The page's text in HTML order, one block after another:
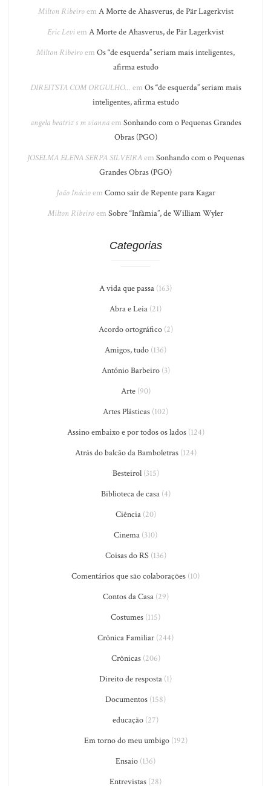
Milton Ribeiroem A Morte de Ahasverus, de Pär Lagerkvist
Eric Leviem A Morte de Ahasverus, de Pär Lagerkvist
Milton Ribeiroem Os “de esquerda” seriam mais inteligentes,
afirma estudo
DIREITSTA COM ORGULHO... em Os “de esquerda” seriam mais
inteligentes, afirma estudo
angela beatriz s m viannaem Sonhando com o Pequenas Grandes
Obras (PGO)
JOSELMA ELENA SERPA SILVEIRAem Sonhando com o Pequenas
Grandes Obras (PGO)
João Inácioem Como sair de Repente para Kagar
Milton Ribeiroem Sobre “Infâmia”, de William Wyler
Categorias
A vida que passa (163)
Abra e Leia (21)
Acordo ortográfico(2)
Amigos, tudo (136)
António Barbeiro(3)
Arte(90)
Artes Plásticas (102)
Assino embaixo e por todos os lados(124)
Atrás do balcão da Bamboletras(124)
Besteirol(315)
Biblioteca de casa(4)
Ciência(20)
Cinema (310)
Coisas do RS(136)
Comentários que são colaborações (10)
Contos da Casa(29)
Costumes (115)
Crônica Familiar (244)
Crônicas(206)
Direito de resposta (1)
Documentos (158)
educação (27)
Em torno do meu umbigo(192)
Ensaio (136)
Entrevistas (28)